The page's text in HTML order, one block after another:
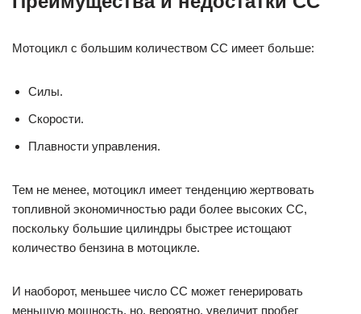
Мотоцикл с большим количеством CC имеет больше:
Силы.
Скорости.
Плавности управления.
Тем не менее, мотоцикл имеет тенденцию жертвовать
топливной экономичностью ради более высоких CC,
поскольку большие цилиндры быстрее истощают
количество бензина в мотоцикле.
И наоборот, меньшее число CC может генерировать
меньшую мощность, но, вероятно, увеличит пробег